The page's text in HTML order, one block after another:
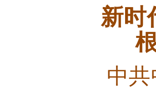
新时
中